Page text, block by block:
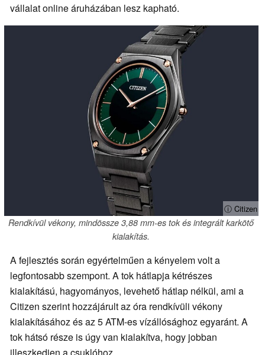
vállalat online áruházában lesz kapható.
ⓘ Citizen
Rendkívül vékony, mindössze 3,88 mm-es tok és integrált karkötő
kialakítás.
A fejlesztés során egyértelműen a kényelem volt a
legfontosabb szempont. A tok hátlapja kétrészes
kialakítású, hagyományos, levehető hátlap nélkül, ami a
Citizen szerint hozzájárult az óra rendkívüli vékony
kialakításához és az 5 ATM-es vízállósághoz egyaránt. A
tok hátsó része is úgy van kialakítva, hogy jobban